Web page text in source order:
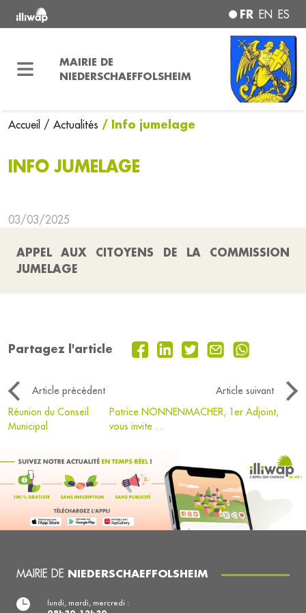
FR EN ES
MAIRIE DE
NIEDERSCHAEFFOLSHEIM
Accueil / Actualités / Info jumelage
INFO JUMELAGE
03/03/2025
APPEL AUX CITOYENS DE LA COMMISSION
JUMELAGE
Partagez l'article
Article précédent
Article suivant
Réunion du Conseil
Municipal
Patrice NONNENMACHER, 1er Adjoint,
vous invite …
MAIRIE DE NIEDERSCHAEFFOLSHEIM
lundi, mardi, mercredi :